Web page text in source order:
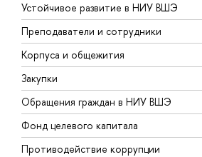
Устойчивое развитие в НИУ ВШЭ
Преподаватели и сотрудники
Корпуса и общежития
Закупки
Обращения граждан в НИУ ВШЭ
Фонд целевого капитала
Противодействие коррупции